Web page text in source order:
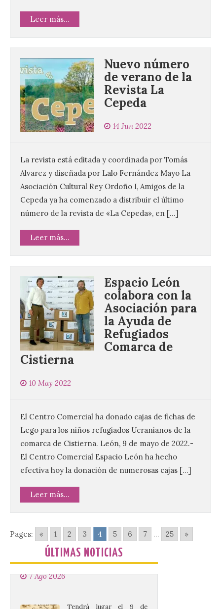
Leer más...
Nuevo número
de verano de la
Revista La
Cepeda
14 Jun 2022
La revista está editada y coordinada por Tomás
Alvarez y diseñada por Lalo Fernández Mayo La
Asociación Cultural Rey Ordoño I, Amigos de la
Cepeda ya ha comenzado a distribuir el último
número de la revista de «La Cepeda», en […]
Leer más...
Espacio León
colabora con la
Asociación para
la Ayuda de
Refugiados
Comarca de
Cistierna
10 May 2022
El Centro Comercial ha donado cajas de fichas de
Lego para los niños refugiados Ucranianos de la
comarca de Cistierna. León, 9 de mayo de 2022.-
El Centro Comercial Espacio León ha hecho
efectiva hoy la donación de numerosas cajas […]
Leer más...
Pages: « 1 2 3 4 5 6 7 ... 25 »
ÚLTIMAS NOTICIAS
Villadangos recrea la
batalla en el que se
decidió el futuro del Reino
8 Ago 2026
Una de las novedades de
esta edición de la Batalla
principal del Menú, un
cordero asado al fuego y
las brasas in situ durante 5 horas. . Los
días 7, 8 y 9 de este […]
Vuelve la tradicional Feria
Gradefes
7 Ago 2026
de Santa María la Real de